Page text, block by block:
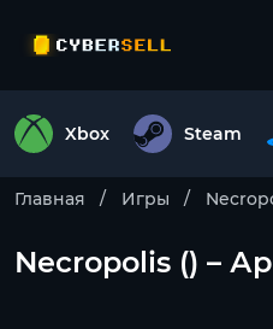
Xbox Steam
Главная Игры
Necropolis () –